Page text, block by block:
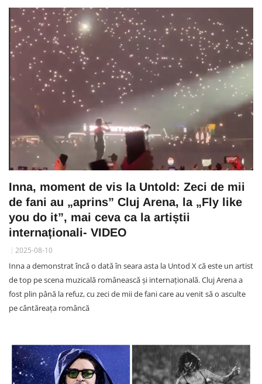
Inna, moment de vis la Untold: Zeci de mii
de fani au „aprins” Cluj Arena, la „Fly like
you do it”, mai ceva ca la artiștii
internaționali- VIDEO
2025-08-10
Inna a demonstrat încă o dată în seara asta la Untod X că este un artist
de top pe scena muzicală românească și internațională. Cluj Arena a
fost plin până la refuz, cu zeci de mii de fani care au venit să o asculte
pe cântăreața româncă